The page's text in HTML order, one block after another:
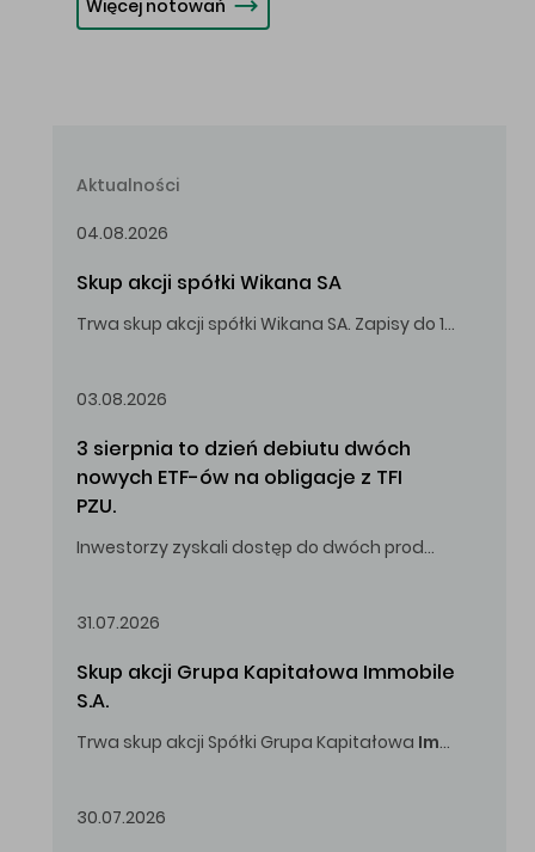
Więcej notowań
Aktualności
04.08.2026
Skup akcji spółki Wikana SA
Trwa skup akcji spółki Wikana SA. Zapisy do 14.08.2026 r. do godz. 16.00.
03.08.2026
3 sierpnia to dzień debiutu dwóch
nowych ETF-ów na obligacje z TFI
PZU.
Inwestorzy zyskali dostęp do dwóch produktów umożliwiających inwestowanie w obligacje skarbowe.
31.07.2026
Skup akcji Grupa Kapitałowa Immobile
S.A.
Trwa skup akcji Spółki Grupa Kapitałowa Immobile
30.07.2026